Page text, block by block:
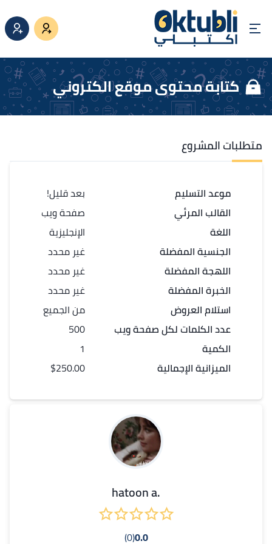
كتابة محتوى موقع الكتروني
متطلبات المشروع
موعد التسليم
القالب المرئي
اللغة
الجنسية المفضلة
اللهجة المفضلة
الخبرة المفضلة
استلام العروض
عدد الكلمات لكلصفحة ويب
الكمية
الميزانية الإجمالية
بعد قليل!
صفحة ويب
الإنجليزية
غير محدد
غير محدد
غير محدد
من الجميع
500
1
$250.00
.hatoon a
0.0
(0)